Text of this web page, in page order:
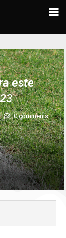
este
0 comments